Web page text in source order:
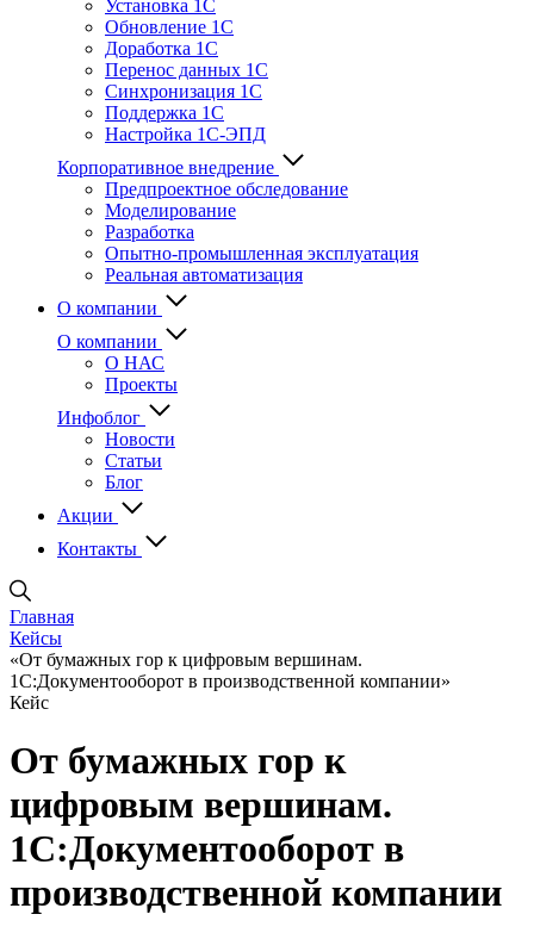
Установка 1С
Обновление 1С
Доработка 1С
Перенос данных 1С
Синхронизация 1С
Поддержка 1С
Настройка 1С-ЭПД
Корпоративное внедрение
Предпроектное обследование
Моделирование
Разработка
Опытно-промышленная эксплуатация
Реальная автоматизация
О компании
О компании
О НАС
Проекты
Инфоблог
Новости
Статьи
Блог
Акции
Контакты
Главная
Кейсы
«От бумажных гор к цифровым вершинам.
1С:Документооборот в производственной компании»
Кейс
От бумажных гор к
цифровым вершинам.
1С:Документо­оборот в
производствен­ной компании